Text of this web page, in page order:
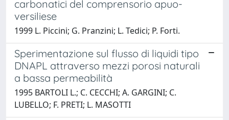
carbonatici del comprensorio apuo-
versiliese
1999 L. Piccini; G. Pranzini; L. Tedici; P. Forti.
Sperimentazione sul flusso di liquidi tipo
DNAPL attraverso mezzi porosi naturali
a bassa permeabilità
1995 BARTOLI L.; C. CECCHI; A. GARGINI; C.
LUBELLO; F. PRETI; L. MASOTTI